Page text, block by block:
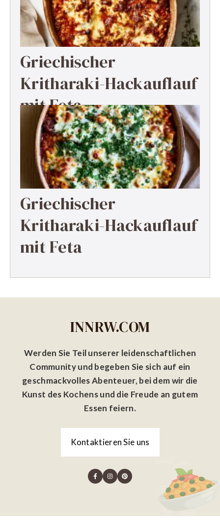
Griechischer
Kritharaki-Hackauflauf
mit Feta
Griechischer
Kritharaki-Hackauflauf
mit Feta
INNRW.COM
Werden Sie Teil unserer leidenschaftlichen
Community und begeben Sie sich auf ein
geschmackvolles Abenteuer, bei dem wir die
Kunst des Kochens und die Freude an gutem
Essen feiern.
Kontaktieren Sie uns